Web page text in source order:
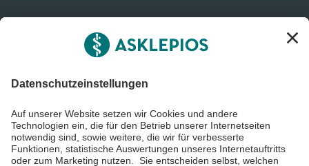
Informiert bleiben